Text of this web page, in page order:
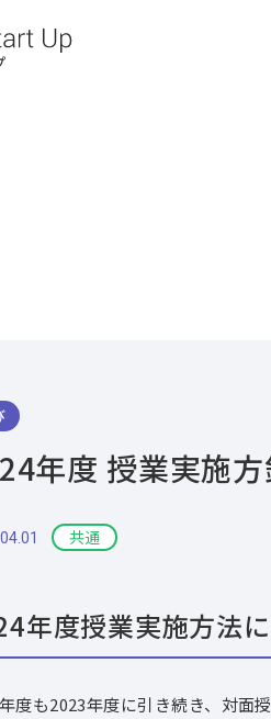
年度 授業実施
共通
年度授業実施方法
度も2023年度に引き続き、対面